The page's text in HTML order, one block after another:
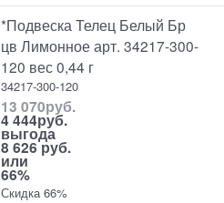
*Подвеска Телец Белый Бр
цв Лимонное арт. 34217-300-
120 вес 0,44 г
34217-300-120
13 070руб.
4 444руб.
выгода
8 626 руб.
или
66%
Скидка 66%